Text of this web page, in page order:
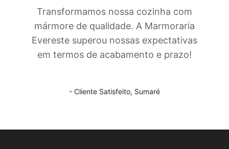
Transformamos nossa cozinha com
mármore de qualidade. A Marmoraria
Evereste superou nossas expectativas
em termos de acabamento e prazo!
- Cliente Satisfeito, Sumaré